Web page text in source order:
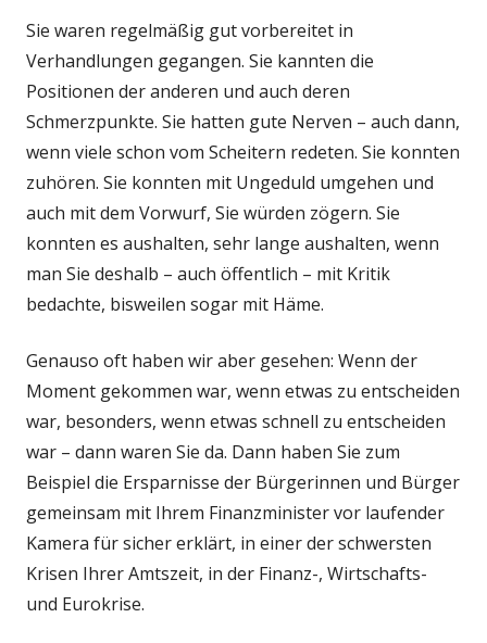
Sie waren regelmäßig gut vorbereitet in
Verhandlungen gegangen. Sie kannten die
Positionen der anderen und auch deren
Schmerzpunkte. Sie hatten gute Nerven – auch dann,
wenn viele schon vom Scheitern redeten. Sie konnten
zuhören. Sie konnten mit Ungeduld umgehen und
auch mit dem Vorwurf, Sie würden zögern. Sie
konnten es aushalten, sehr lange aushalten, wenn
man Sie deshalb – auch öffentlich – mit Kritik
bedachte, bisweilen sogar mit Häme.
Genauso oft haben wir aber gesehen: Wenn der
Moment gekommen war, wenn etwas zu entscheiden
war, besonders, wenn etwas schnell zu entscheiden
war – dann waren Sie da. Dann haben Sie zum
Beispiel die Ersparnisse der Bürgerinnen und Bürger
gemeinsam mit Ihrem Finanzminister vor laufender
Kamera für sicher erklärt, in einer der schwersten
Krisen Ihrer Amtszeit, in der Finanz-, Wirtschafts-
und Eurokrise.